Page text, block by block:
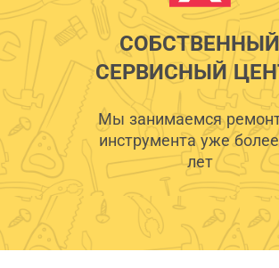
СОБСТВЕННЫЙ
СЕРВИСНЫЙ
Мы занимаемся
инструмента уже
лет